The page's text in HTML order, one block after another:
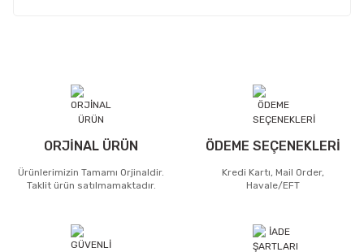
ORJİNAL ÜRÜN
Ürünlerimizin Tamamı Orjinaldir.
Taklit ürün satılmamaktadır.
ÖDEME SEÇENEKLERİ
Kredi Kartı, Mail Order,
Havale/EFT